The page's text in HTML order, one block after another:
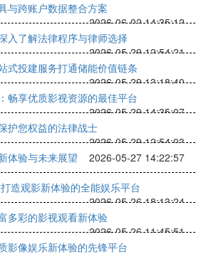
与跨账户数据整合方案
2026-06-02 14:35:12
入了解法律程序与律师选择
2026-05-29 12:54:21
式投建服务打通储能价值链条
2026-05-29 13:18:40
畅享优质影视资源的最佳平台
2026-05-29 14:35:07
护您权益的法律战士
2026-05-29 12:54:03
体验与未来展望
2026-05-27 14:22:57
造观影新体验的全能娱乐平台
2026-05-26 18:13:24
多彩的影视观看新体验
2026-05-26 11:45:51
影像娱乐新体验的先锋平台